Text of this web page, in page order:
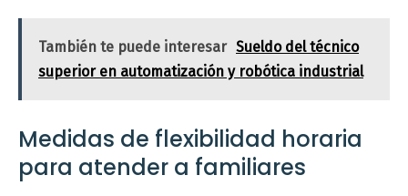
También te puede interesar Sueldo del técnico
superior en automatización y robótica industrial
Medidas de flexibilidad horaria
para atender a familiares